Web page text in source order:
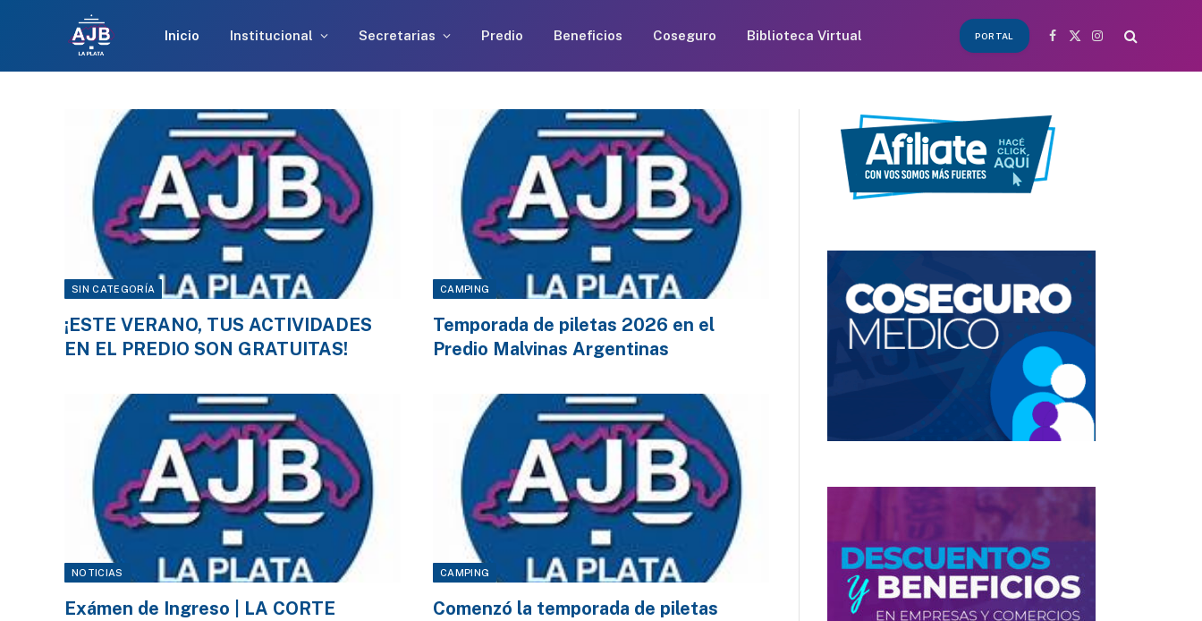
Inicio Institucional Secretarias Predio Beneficios Coseguro Biblioteca Virtual PORTAL
Facebook
X
Instagram
SIN CATEGORÍA
¡ESTE VERANO, TUS ACTIVIDADES
EN EL PREDIO SON GRATUITAS!
CAMPING
Temporada de piletas 2026 en el
Predio Malvinas Argentinas
NOTICIAS
Exámen de Ingreso | LA CORTE
CAMPING
Comenzó la temporada de piletas